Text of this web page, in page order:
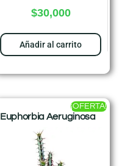
$30,000
Añadir al carrito
Euphorbia Aeruginosa
¡OFERTA!